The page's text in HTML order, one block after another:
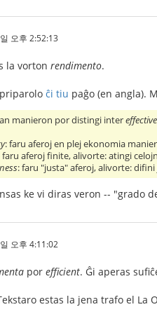
오후 2:52:13
la vorton rendimento.
ĉi tiu paĝo (en angla).
manieron por distingi inter
: faru aferoj en plej ekonomia
faru aferoj finite, alivorte: atingi celojn
: faru "justa" aferoj, alivorte:
ke vi diras veron -- "grado
오후 4:11:02
por efficient. Ĝi aperas
estas la jena trafo el La